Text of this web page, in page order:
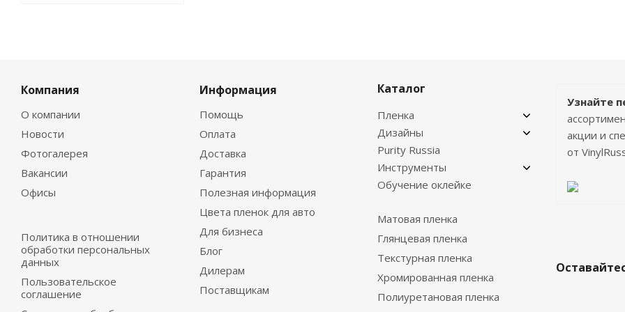
Компания
О компании
Новости
Фотогалерея
Вакансии
Офисы
Политика в отношении
обработки персональных
данных
Пользовательское
соглашение
Информация
Помощь
Оплата
Доставка
Гарантия
Полезная информация
Цвета пленок для авто
Для бизнеса
Блог
Дилерам
Поставщикам
Каталог
Пленка
Дизайны
Purity Russia
Инструменты
Обучение оклейке
Матовая пленка
Глянцевая пленка
Текстурная пленка
Хромированная пленка
Полиуретановая пленка
Узнайте
акции и
от